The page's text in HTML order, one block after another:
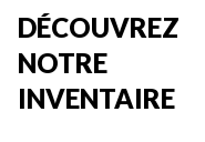
DÉCOUVREZ
NOTRE
INVENTAIRE